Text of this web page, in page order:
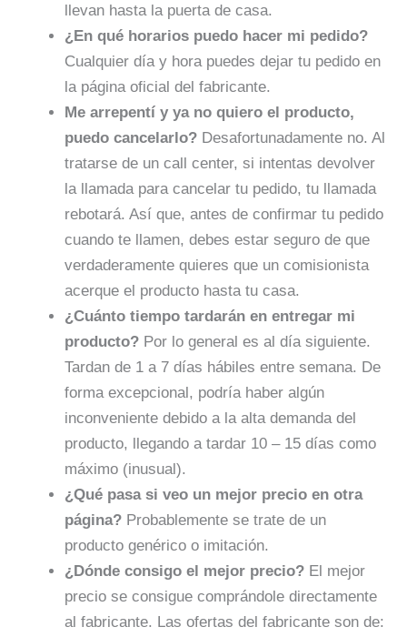
llevan hasta la puerta de casa.
¿En qué horarios puedo hacer mi pedido?
Cualquier día y hora puedes dejar tu pedido en
la página oficial del fabricante.
Me arrepentí y ya no quiero el producto,
puedo cancelarlo? Desafortunadamente no. Al
tratarse de un call center, si intentas devolver
la llamada para cancelar tu pedido, tu llamada
rebotará. Así que, antes de confirmar tu pedido
cuando te llamen, debes estar seguro de que
verdaderamente quieres que un comisionista
acerque el producto hasta tu casa.
¿Cuánto tiempo tardarán en entregar mi
producto? Por lo general es al día siguiente.
Tardan de 1 a 7 días hábiles entre semana. De
forma excepcional, podría haber algún
inconveniente debido a la alta demanda del
producto, llegando a tardar 10 – 15 días como
máximo (inusual).
¿Qué pasa si veo un mejor precio en otra
página? Probablemente se trate de un
producto genérico o imitación.
¿Dónde consigo el mejor precio? El mejor
precio se consigue comprándole directamente
al fabricante. Las ofertas del fabricante son de: